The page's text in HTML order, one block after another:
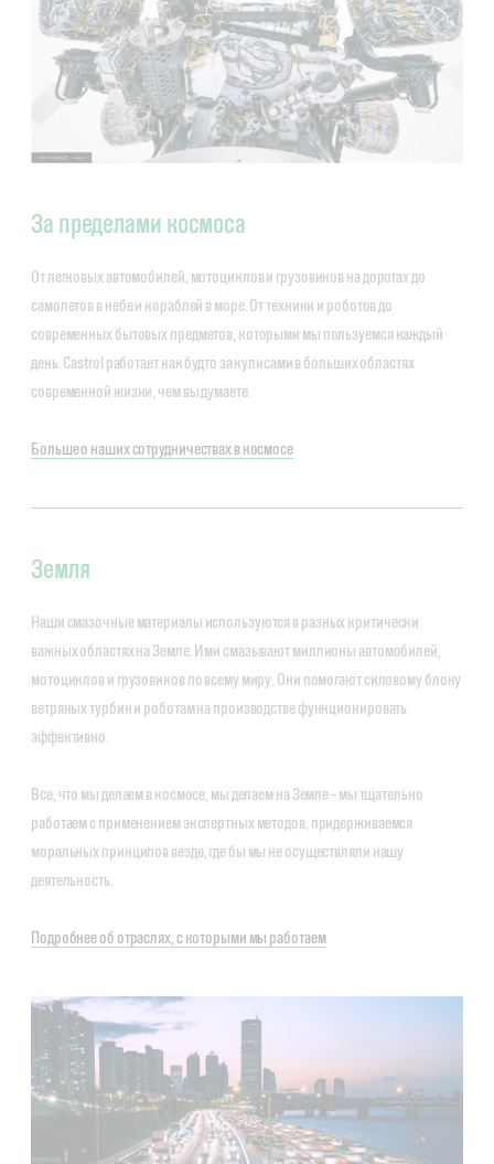
За пределами космоса
От легковых автомобилей, мотоциклов и грузовиков на дорогах до
самолетов в небе и кораблей в море. От техники и роботов до
современных бытовых предметов, которыми мы пользуемся каждый
день. Castrol работает как будто за кулисами в больших областях
современной жизни, чем вы думаете.
Больше о наших сотрудничествах в космосе
Земля
Наши смазочные материалы используются в разных критически
важных областях на Земле. Ими смазывают миллионы автомобилей,
мотоциклов и грузовиков по всему миру. Они помогают силовому блоку
ветряных турбин и роботам на производстве функционировать
эффективно.
Все, что мы делаем в космосе, мы делаем на Земле – мы тщательно
работаем с применением экспертных методов, придерживаемся
моральных принципов везде, где бы мы не осуществляли нашу
деятельность.
Подробнее об отраслях, с которыми мы работаем